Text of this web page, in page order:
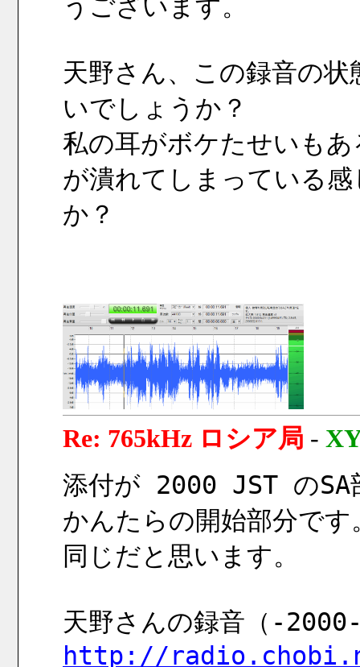
うございます。
天野さん、この録音の
いでしょうか？
私の耳がボケたせいも
が潰れてしまっている
か？
Re: 765kHz ロシア局 -
添付が 2000 JST のSA
かんたらの開始部分です
同じだと思います。
http://